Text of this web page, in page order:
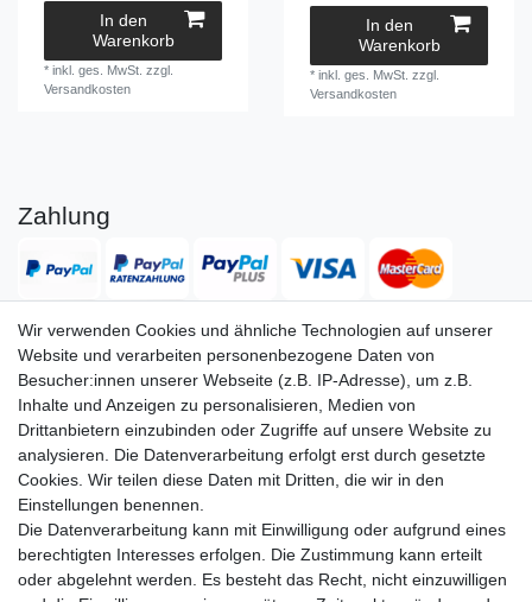
In den
Warenkorb
*inkl. ges. MwSt. zzgl.
Versandkosten
In den
Warenkorb
*inkl. ges. MwSt. zzgl.
Versandkosten
Zahlung
Versand
Service Service
Info Info
Kontakt Kontakt
ImpressumAGB DatenschutzWiderruf Vertrag widerrufen
Wir verwenden Cookies und ähnliche Technologien auf unserer
Website und verarbeiten personenbezogene Daten von
Besucher:innen unserer Webseite (z.B. IP-Adresse), um z.B.
Inhalte und Anzeigen zu personalisieren, Medien von
Drittanbietern einzubinden oder Zugriffe auf unsere Website zu
analysieren. Die Datenverarbeitung erfolgt erst durch gesetzte
Cookies. Wir teilen diese Daten mit Dritten, die wir in den
Einstellungen benennen.
Die Datenverarbeitung kann mit Einwilligung oder aufgrund eines
berechtigten Interesses erfolgen. Die Zustimmung kann erteilt
oder abgelehnt werden. Es besteht das Recht, nicht einzuwilligen